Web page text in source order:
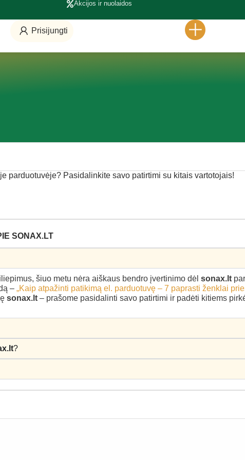
Akcijos ir nuolaidos
Prisijungti
parduotuvėje? Pasidalinkite savo patirtimi su kitais vartotojais!
SONAX.LT
šiuo metu nėra aiškaus bendro įvertinimo dėl sonax.lt
– „Kaip atpažinti patikimą el. parduotuvę – 7 paprasti ženklai
sonax.lt – prašome pasidalinti savo patirtimi ir padėti kitiems
?